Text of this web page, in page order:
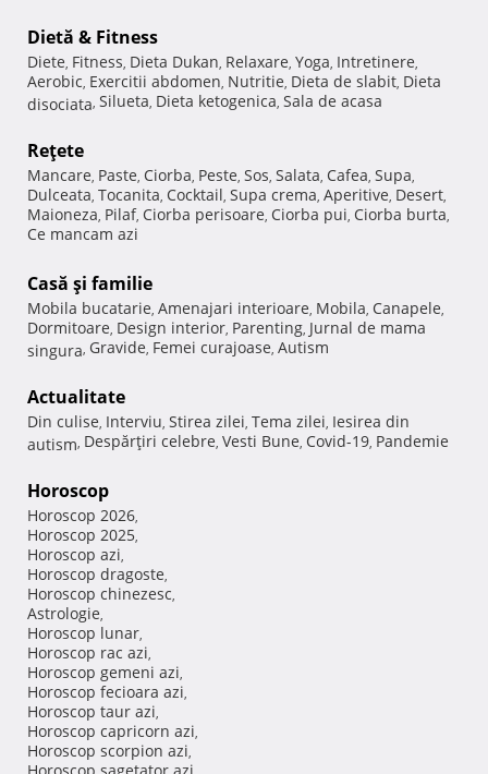
Dietă & Fitness
Diete, Fitness, Dieta Dukan, Relaxare, Yoga, Intretinere,
Aerobic, Exercitii abdomen, Nutritie, Dieta de slabit, Dieta
disociata, Silueta, Dieta ketogenica, Sala de acasa
Reţete
Mancare, Paste, Ciorba, Peste, Sos, Salata, Cafea, Supa,
Dulceata, Tocanita, Cocktail, Supa crema, Aperitive, Desert,
Maioneza, Pilaf, Ciorba perisoare, Ciorba pui, Ciorba burta,
Ce mancam azi
Casă şi familie
Mobila bucatarie, Amenajari interioare, Mobila, Canapele,
Dormitoare, Design interior, Parenting, Jurnal de mama
singura, Gravide, Femei curajoase, Autism
Actualitate
Din culise, Interviu, Stirea zilei, Tema zilei, Iesirea din
autism, Despărţiri celebre, Vesti Bune, Covid-19, Pandemie
Horoscop
Horoscop 2026,
Horoscop 2025,
Horoscop azi,
Horoscop dragoste,
Horoscop chinezesc,
Astrologie,
Horoscop lunar,
Horoscop rac azi,
Horoscop gemeni azi,
Horoscop fecioara azi,
Horoscop taur azi,
Horoscop capricorn azi,
Horoscop scorpion azi,